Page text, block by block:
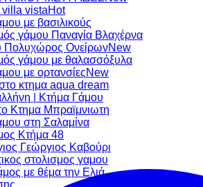
villa vista
με βασιλικούς
γάμου Παναγία Βλαχέρνα
Πολυχώρος Ονείρων
γάμου με θαλασσόξυλα
με ορτανσίες
κτημα aqua dream
| Κτήμα Γάμου
Κτημα Μπραϊμνιωτη
στη Σαλαμίνα
Κτήμα 48
Γεώργιος Καβούρι
στολισμος γαμου
με θέμα την Ελιά